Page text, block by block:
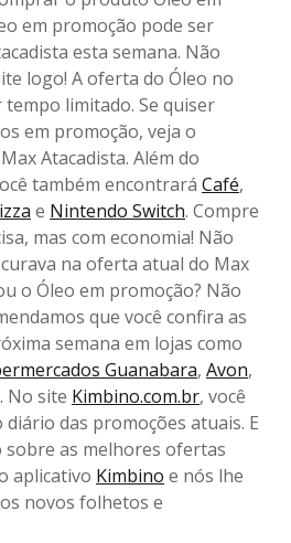
em promoção pode ser
esta semana. Não
logo! A oferta do Óleo no
limitado. Se quiser
em promoção, veja o
Atacadista. Além do
também encontrará Café,
e Nintendo Switch. Compre
mas com economia! Não
na oferta atual do Max
o Óleo em promoção? Não
que você confira as
semana em lojas como
Guanabara, Avon,
. No site Kimbino.com.br, você
das promoções atuais. E
sobre as melhores ofertas
aplicativo Kimbino e nós lhe
novos folhetos e